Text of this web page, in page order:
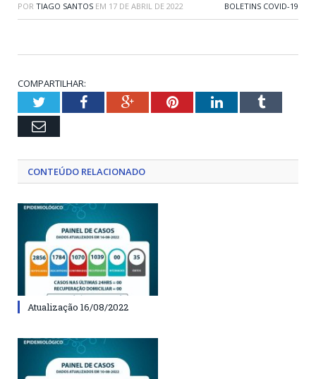
POR TIAGO SANTOS EM 17 DE ABRIL DE 2022 BOLETINS COVID-19
COMPARTILHAR:
TwitterFacebookGoogle+PinterestLinkedInTumblr
Email
CONTEÚDO RELACIONADO
Atualização 16/08/2022